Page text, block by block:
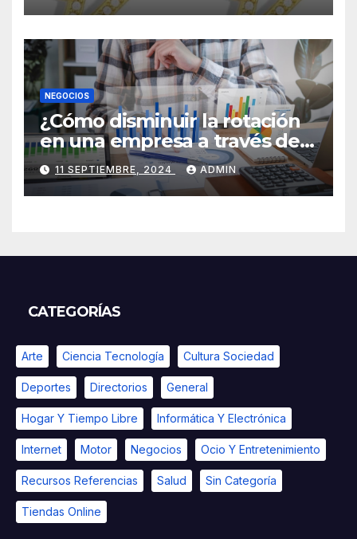
NEGOCIOS
¿Cómo disminuir la rotación
en una empresa a través de
HR Analytics?
11 SEPTIEMBRE, 2024 ADMIN
CATEGORÍAS
Arte Ciencia Tecnología Cultura Sociedad
Deportes Directorios General
Hogar Y Tiempo Libre Informática Y Electrónica
Internet Motor Negocios Ocio Y Entretenimiento
Recursos Referencias Salud Sin Categoría
Tiendas Online